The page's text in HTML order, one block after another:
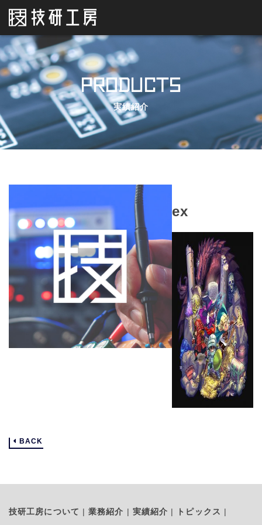
PRODUCTS
実績紹介
ex
BACK
技研工房について 業務紹介 実績紹介 トピックス